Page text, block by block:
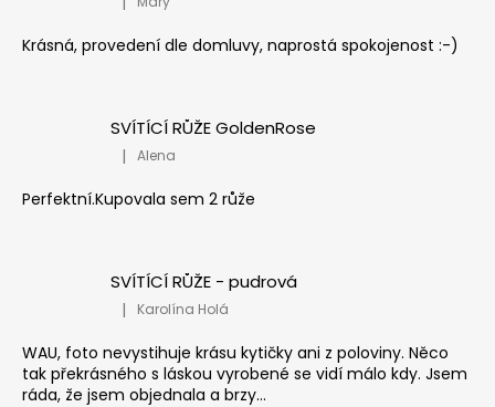
Hodnocení produktu je 5 z 5 hvězdiček.
Krásná, provedení dle domluvy, naprostá spokojenost :-)
SVÍTÍCÍ RŮŽE GoldenRose
Hodnocení produktu je 5 z 5 hvězdiček.
| Alena
Perfektní.Kupovala sem 2 růže
SVÍTÍCÍ RŮŽE - pudrová
Hodnocení produktu je 5 z 5 hvězdiček.
| Karolína Holá
WAU, foto nevystihuje krásu kytičky ani z poloviny. Něco
tak překrásného s láskou vyrobené se vidí málo kdy. Jsem
ráda, že jsem objednala a brzy...